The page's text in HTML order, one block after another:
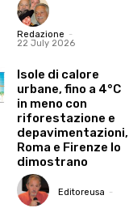
Redazione -
22 July 2026
Isole di calore
urbane, fino a 4°C
in meno con
riforestazione e
depavimentazioni,
Roma e Firenze lo
dimostrano
Editoreusa -